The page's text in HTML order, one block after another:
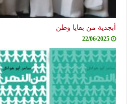
أبجدية من بقايا وطن
22/06/2025